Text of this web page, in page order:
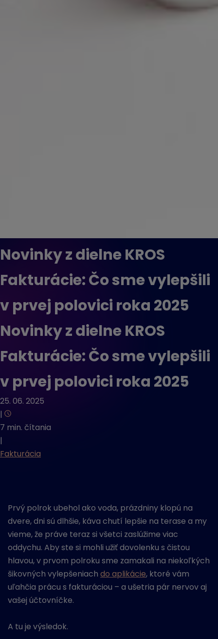
Novinky z dielne KROS
Fakturácie: Čo sme vylepšili
v prvej polovici roka 2025
Novinky z dielne KROS
Fakturácie: Čo sme vylepšili
v prvej polovici roka 2025
25. 06. 2025
|
7 min. čítania
|
Fakturácia
Prvý polrok ubehol ako voda, prázdniny klopú na
dvere, dni sú dlhšie, káva chutí lepšie na terase a my
vieme, že práve teraz si všetci zaslúžime viac
oddychu. Aby ste si mohli užiť dovolenku s čistou
hlavou, v prvom polroku sme zamakali na niekoľkých
šikovných vylepšeniach do aplikácie, ktoré vám
uľahčia prácu s fakturáciou – a ušetria pár nervov aj
vašej účtovníčke.
A tu je výsledok.